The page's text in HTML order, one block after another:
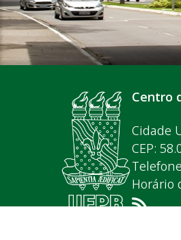
Centro
Cidade
CEP:
Horário